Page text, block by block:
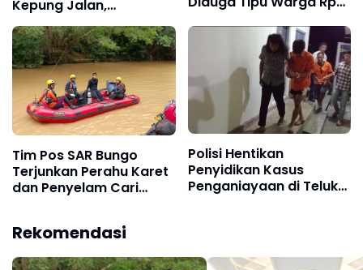
Kepung Jalan,
Perusahaan
Diultimatum
Bertanggung Jawab
Masuk Kerja
Tim Pos SAR Bungo
Terjunkan Perahu Karet
dan Penyelam Cari
Nalo Tantan Merangin
Polisi Hentikan
Penyidikan Kasus
Penganiayaan di Teluk
Rekomendasi